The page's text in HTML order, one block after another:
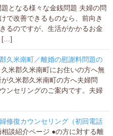
となる様々な金銭問題 夫婦の問
で改善できるものなら、前向き
るのですが、生活がかかるお金
[…]
久米南町／離婚の慰謝料問題の
久米郡久米南町にお住いの方へ無
久米郡久米南町の方へ夫婦問
ンセリングのご案内です。夫婦
修復カウンセリング（初回電話
談紹介ページ ●の方に対する離